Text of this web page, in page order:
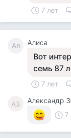
7 лет
Ал Алиса
Вот
семь 87
7 лет
АЗ
Александр
7